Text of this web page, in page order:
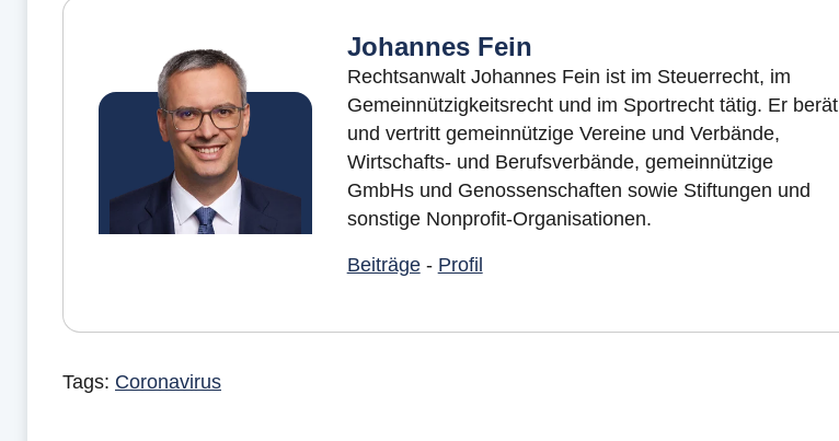
Johannes Fein
Rechtsanwalt Johannes Fein ist im Steuerrecht, im
Gemeinnützigkeitsrecht und im Sportrecht tätig. Er berät
und vertritt gemeinnützige Vereine und Verbände,
Wirtschafts- und Berufsverbände, gemeinnützige
GmbHs und Genossenschaften sowie Stiftungen und
sonstige Nonprofit-Organisationen.
Beiträge- Profil
Tags: Coronavirus